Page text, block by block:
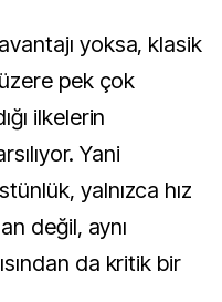
yoksa, klasik
pek çok
ilkelerin
Yani
yalnızca hız
değil, aynı
da kritik bir